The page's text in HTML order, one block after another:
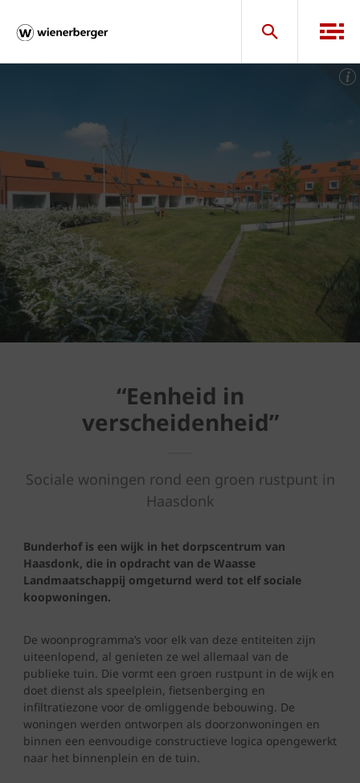
“Eenheid in
verscheidenheid”
Sociale woningen rond een groen rustpunt in
Haasdonk
Bunderhof is een wijk in het dorpscentrum van
Haasdonk, die in opdracht van de Waasse
Landmaatschappij omgeturnd werd tot elf sociale
koopwoningen.
De woonprogramma’s voor elk van deze entiteiten zijn
uiteenlopend, al genieten ze wel allemaal van de
publieke tuin. Die vormt een groen rustpunt in de wijk en
doet dienst als speelplein, fietsenberging en
infiltratiezone voor de omliggende bebouwing. De
woningen werden ontworpen als doorzonwoningen en
binnen een eenvoudige constructieve logica opengewerkt
naar het binnenplein en de tuin.